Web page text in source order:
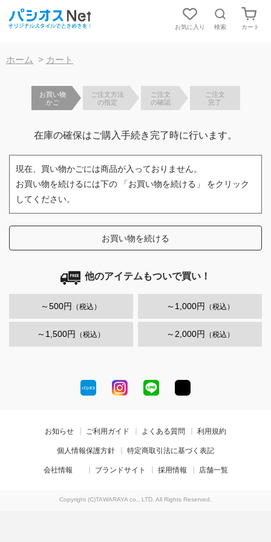
お気に入り 検索 カート
ホーム > カート
お買い物
かご
ご注文方法
の指定
ご注文
の確認
ご注文
完了
在庫の確保はご購入手続き完了時に行います。
現在、買い物かごには商品が入っておりません。
お買い物を続けるには下の 「お買い物を続ける」 をクリック
してください。
お買い物を続ける
他のアイテムもついで買い！
～500円 （税込） ～1,000円 （税込）
～1,500円 （税込） ～2,000円 （税込）
お知らせ ご利用ガイド よくある質問 利用規約
個人情報保護方針 特定商取引法に基づく表記
会社情報 ブランドサイト 採用情報 店舗一覧
Copyright (C)TAWARAYA co., LTD. All Rights Reserved.